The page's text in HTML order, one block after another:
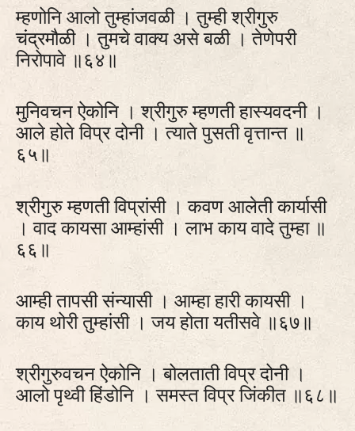
म्हणोनि आलो तुम्हांजवळी । तुम्ही श्रीगुरु
चंद्रमौळी । तुमचे वाक्य असे बळी । तेणेपरी
निरोपावे ॥६४॥
मुनिवचन ऐकोनि । श्रीगुरु म्हणती हास्यवदनी ।
आले होते विप्र दोनी । त्याते पुसती वृत्तान्त ॥
६५॥
श्रीगुरु म्हणती विप्रांसी । कवण आलेती कार्यासी
। वाद कायसा आम्हांसी । लाभ काय वादे तुम्हा ॥
६६॥
आम्ही तापसी संन्यासी । आम्हा हारी कायसी ।
काय थोरी तुम्हांसी । जय होता यतीसवे ॥६७॥
श्रीगुरुवचन ऐकोनि । बोलताती विप्र दोनी ।
आलो पृथ्वी हिंडोनि । समस्त विप्र जिंकीत ॥६८॥